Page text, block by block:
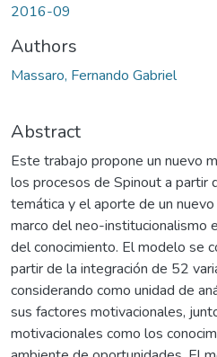
2016-09
Authors
Massaro, Fernando Gabriel
Abstract
Este trabajo propone un nuevo
los procesos de Spinout a partir
temática y el aporte de un
marco del neo-institucionalismo
del conocimiento. El modelo se
partir de la integración de 52
considerando como unidad de
sus factores motivacionales,
motivacionales como los